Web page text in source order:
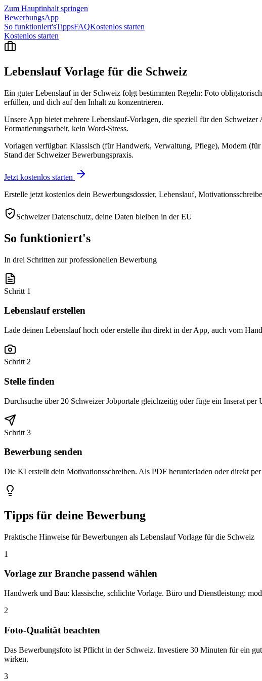
Zum Hauptinhalt springen
BewerbungsApp
So funktioniert'sTippsFAQKostenlos starten
Kostenlos starten
Lebenslauf Vorlage für die Schweiz
Ein guter Lebenslauf in der Schweiz folgt bestimmten Regeln: Foto
erfüllen, und dich auf den Inhalt zu konzentrieren.
Unsere App bietet mehrere Lebenslauf-Vorlagen, die speziell für den
Formatierungsarbeit, kein Word-Stress.
Vorlagen verfügbar: Klassisch (für Handwerk, Verwaltung, Pflege), Modern
Stand der Schweizer Bewerbungspraxis.
Jetzt kostenlos starten
Erstelle jetzt kostenlos dein Bewerbungsdossier, Lebenslauf,
Schweizer Datenschutz, deine Daten bleiben in der EU
So funktioniert's
In drei Schritten zur professionellen Bewerbung
Schritt 1
Lebenslauf erstellen
Lade deinen Lebenslauf hoch oder erstelle ihn direkt in der App, auch vom
Schritt 2
Stelle finden
Durchsuche über 20 Schweizer Jobportale gleichzeitig oder füge ein Inserat per
Schritt 3
Bewerbung senden
Die KI erstellt dein Motivationsschreiben. Als PDF herunterladen oder direkt
Tipps für deine Bewerbung
Praktische Hinweise für Bewerbungen als Lebenslauf Vorlage für die Schweiz
1
Vorlage zur Branche passend wählen
Handwerk und Bau: klassische, schlichte Vorlage. Büro und Dienstleistung:
2
Foto-Qualität beachten
Das Bewerbungsfoto ist Pflicht in der Schweiz. Investiere 30 Minuten für ein
wirken.
3